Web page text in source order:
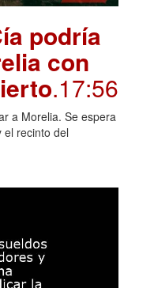
podría
con
.17:56
a Morelia. Se espera
el recinto del